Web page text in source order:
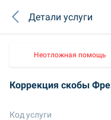
Детали услуги
Неотложная помощь
Коррекция скобы
Код услуги